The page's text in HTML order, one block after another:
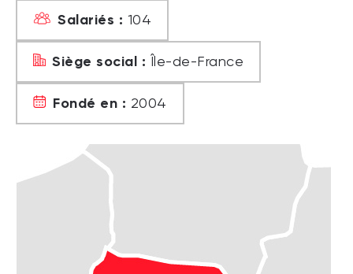
Salariés : 104
Siège social : Île-de-France
Fondé en : 2004